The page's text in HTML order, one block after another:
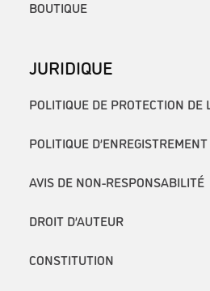
BOUTIQUE
JURIDIQUE
POLITIQUE DE PROTECTION DE
POLITIQUE D’ENREGISTREMENT
AVIS DE NON-RESPONSABILITÉ
DROIT D’AUTEUR
CONSTITUTION